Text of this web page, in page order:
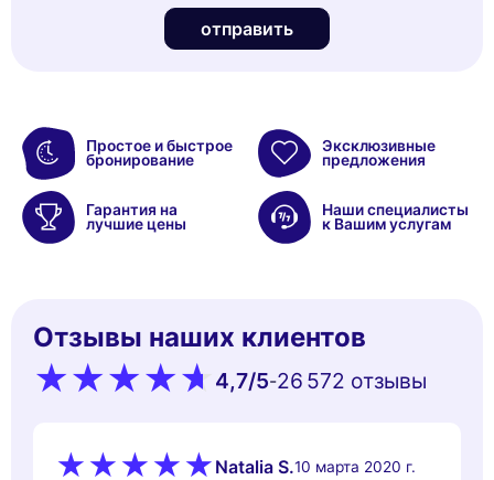
отправить
Простое и быстрое
бронирование
Эксклюзивные
предложения
Гарантия на
лучшие цены
Наши специалисты
к Вашим услугам
Отзывы наших клиентов
4,7/5-26 572 oтзывы
Natalia S.10 марта 2020 г.